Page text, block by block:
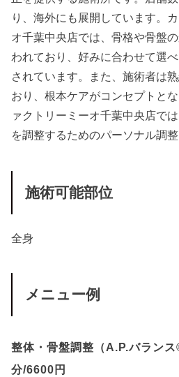
り、海外にも展開しています。
オ千葉中央店では、骨格や骨盤
われており、好みに合わせて選
されています。また、施術者は
おり、根本ケアがコンセプトと
ァクトリーミーオ千葉中央店で
を調整するためのパーソナル調
施術可能部位
全身
メニュー例
整体・骨盤調整（A.P.バラン
分/6600円